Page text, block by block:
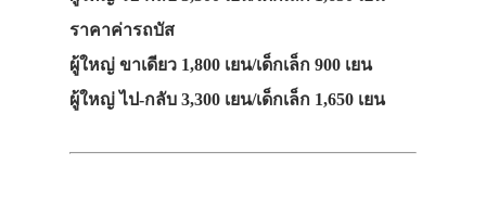
ราคาค่ารถบัส
ผู้ใหญ่ ขาเดียว 1,800 เยน/เด็กเล็ก 900 เยน
ผู้ใหญ่ ไป-กลับ 3,300 เยน/เด็กเล็ก 1,650 เยน